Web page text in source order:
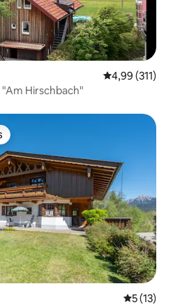
4,99 de uma
4,99 (311)
Hirschbach"
dos hóspedes
5 de uma
5 (13)